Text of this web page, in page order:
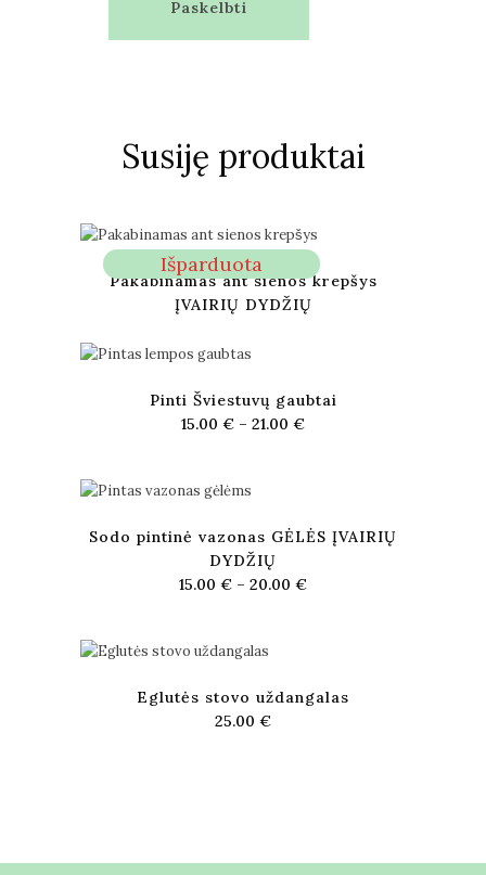
Susiję produktai
Išparduota
Pakabinamas ant sienos krepšys
ĮVAIRIŲ DYDŽIŲ
Pinti Šviestuvų gaubtai
15.00 € – 21.00 €
Sodo pintinė vazonas GĖLĖS ĮVAIRIŲ
DYDŽIŲ
15.00 € – 20.00 €
Eglutės stovo uždangalas
25.00 €